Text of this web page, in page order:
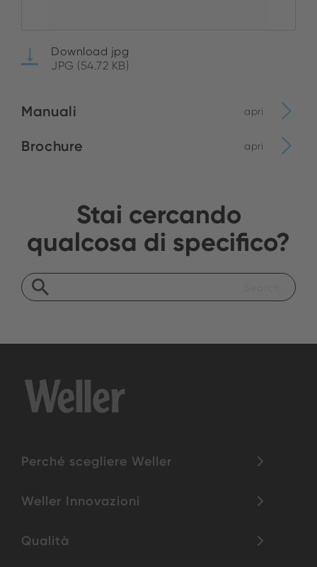
Download jpg
JPG (54.72 KB)
Manuali apri
Brochure apri
Stai cercando
qualcosa di specifico?
Perché scegliere Weller
Weller Innovazioni
Qualità